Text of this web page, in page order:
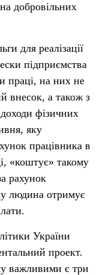
добровільних
для реалізації
підприємства
праці, на них не
внесок, а також з
фізичних
яку
працівника в
«коштує» такому
рахунок
людина отримує
України
проект.
важливими є три